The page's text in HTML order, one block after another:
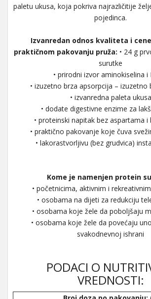
paletu ukusa, koja pokriva najrazličitije
pojedinca.
Izvanredan odnos kvaliteta i
praktičnom pakovanju pruža: • 24 g
surutke
• prirodni izvor aminokiselina i
• izuzetno brza apsorpcija – izuzetno
• izvanredna paleta ukusa
• dodate digestivne enzime za
• proteinski napitak bez aspartama i
• praktično pakovanje koje čuva
• lakorastvorljivu (bez grudvica)
Kome je namenjen protein
• početnicima, aktivnim i
• osobama na dijeti za redukciju
• osobama koje žele da poboljšaju
• osobama koje žele da povećaju
svakodnevnoj ishrani
PODACI O
VREDNOSTI: